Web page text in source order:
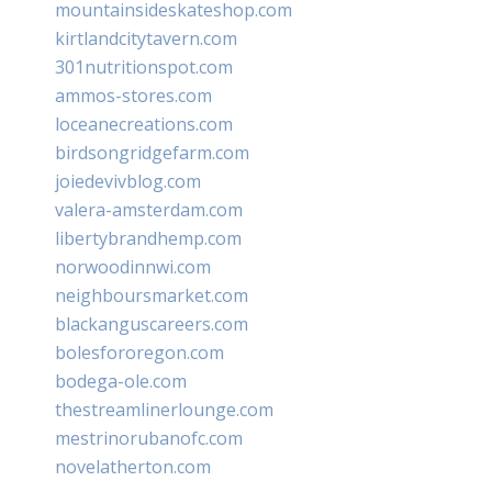
mountainsideskateshop.com
kirtlandcitytavern.com
301nutritionspot.com
ammos-stores.com
loceanecreations.com
birdsongridgefarm.com
joiedevivblog.com
valera-amsterdam.com
libertybrandhemp.com
norwoodinnwi.com
neighboursmarket.com
blackanguscareers.com
bolesfororegon.com
bodega-ole.com
thestreamlinerlounge.com
mestrinorubanofc.com
novelatherton.com